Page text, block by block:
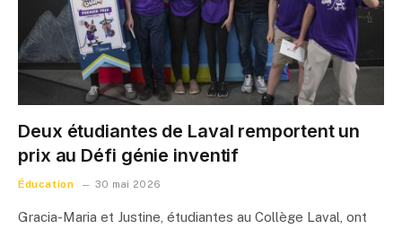
Deux étudiantes de Laval remportent un
prix au Défi génie inventif
Éducation 30 mai 2026
Gracia-Maria et Justine, étudiantes au Collège Laval, ont